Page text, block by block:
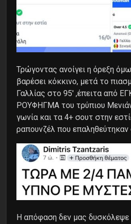
Τρώγοντας ανοίγει η όρεξη
βαρέσει κόκκινο, μετά το
Γαλλίας στο 95′ ,έπειτα από
ΡΟΥΦΗΓΜΑ του τρύπιου
γωνία και τα 4+ σουτ στην
ραπουνζέλ που επαληθεύτηκαν
H απόφαση δεν μας